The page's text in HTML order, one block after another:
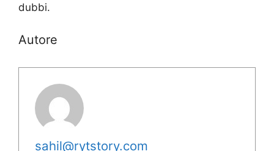
dubbi.
Autore
sahil@rytstory.com